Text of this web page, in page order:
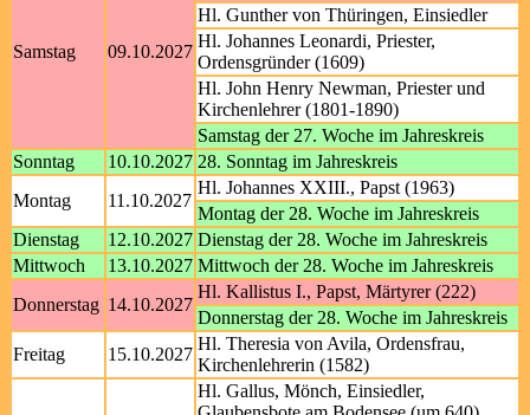
Samstag 09.10.2027
Hl. Gunther von Thüringen, Einsiedler
Hl. Johannes Leonardi, Priester,
Ordensgründer (1609)
Hl. John Henry Newman, Priester und
Kirchenlehrer (1801-1890)
Samstag der 27. Woche im Jahreskreis
Sonntag
10.10.2027 28. Sonntag im Jahreskreis
Montag
11.10.2027
Hl. Johannes XXIII., Papst (1963)
Montag der 28. Woche im Jahreskreis
Dienstag
12.10.2027 Dienstag der 28. Woche im Jahreskreis
Mittwoch
13.10.2027 Mittwoch der 28. Woche im Jahreskreis
Donnerstag 14.10.2027
Hl. Kallistus I., Papst, Märtyrer (222)
Donnerstag der 28. Woche im Jahreskreis
Freitag
15.10.2027
Hl. Theresia von Avila, Ordensfrau,
Kirchenlehrerin (1582)
Hl. Gallus, Mönch, Einsiedler,